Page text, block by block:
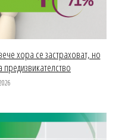
хора се застраховат, но